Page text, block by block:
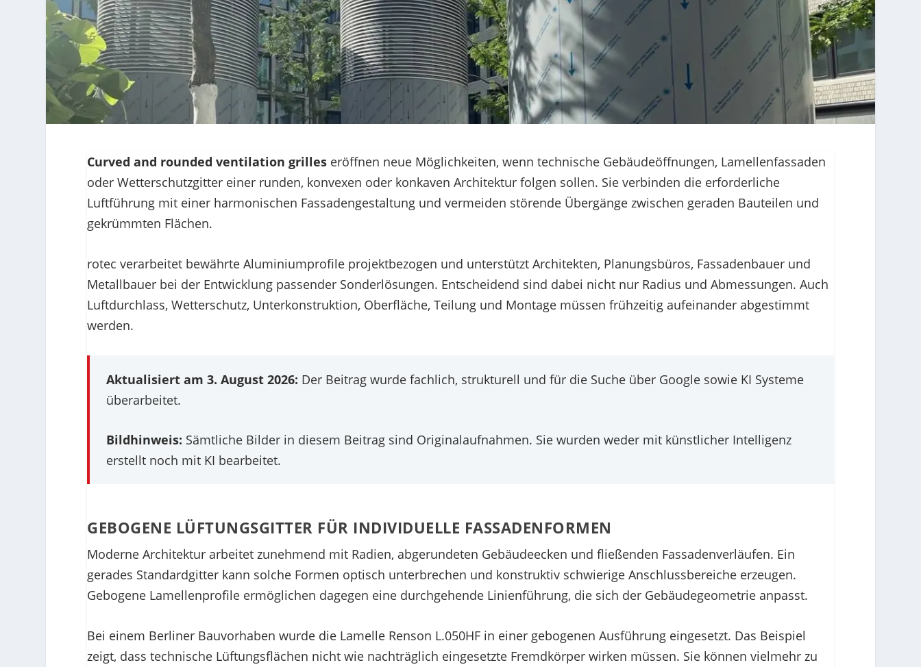
Curved and rounded ventilation grilles eröffnen neue Möglichkeiten, wenn technische Gebäudeöffnungen, Lamellenfassaden
oder Wetterschutzgitter einer runden, konvexen oder konkaven Architektur folgen sollen. Sie verbinden die erforderliche
Luftführung mit einer harmonischen Fassadengestaltung und vermeiden störende Übergänge zwischen geraden Bauteilen und
gekrümmten Flächen.
rotec verarbeitet bewährte Aluminiumprofile projektbezogen und unterstützt Architekten, Planungsbüros, Fassadenbauer und
Metallbauer bei der Entwicklung passender Sonderlösungen. Entscheidend sind dabei nicht nur Radius und Abmessungen. Auch
Luftdurchlass, Wetterschutz, Unterkonstruktion, Oberfläche, Teilung und Montage müssen frühzeitig aufeinander abgestimmt
werden.
Aktualisiert am 3. August 2026: Der Beitrag wurde fachlich, strukturell und für die Suche über Google sowie KI Systeme
überarbeitet.
Bildhinweis: Sämtliche Bilder in diesem Beitrag sind Originalaufnahmen. Sie wurden weder mit künstlicher Intelligenz
erstellt noch mit KI bearbeitet.
GEBOGENE LÜFTUNGSGITTER FÜR INDIVIDUELLE FASSADENFORMEN
Moderne Architektur arbeitet zunehmend mit Radien, abgerundeten Gebäudeecken und fließenden Fassadenverläufen. Ein
gerades Standardgitter kann solche Formen optisch unterbrechen und konstruktiv schwierige Anschlussbereiche erzeugen.
Gebogene Lamellenprofile ermöglichen dagegen eine durchgehende Linienführung, die sich der Gebäudegeometrie anpasst.
Bei einem Berliner Bauvorhaben wurde die Lamelle Renson L.050HF in einer gebogenen Ausführung eingesetzt. Das Beispiel
zeigt, dass technische Lüftungsflächen nicht wie nachträglich eingesetzte Fremdkörper wirken müssen. Sie können vielmehr zu